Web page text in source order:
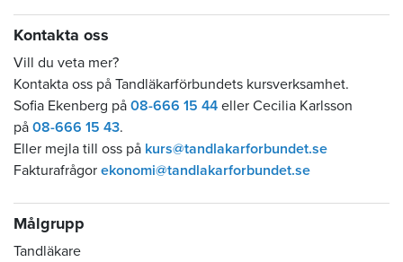
Kontakta oss
Vill du veta mer?
Kontakta oss på Tandläkarförbundets kursverksamhet.
Sofia Ekenberg på 08-666 15 44 eller Cecilia Karlsson
på 08-666 15 43.
Eller mejla till oss på kurs@tandlakarforbundet.se
Fakturafrågor ekonomi@tandlakarforbundet.se
Målgrupp
Tandläkare